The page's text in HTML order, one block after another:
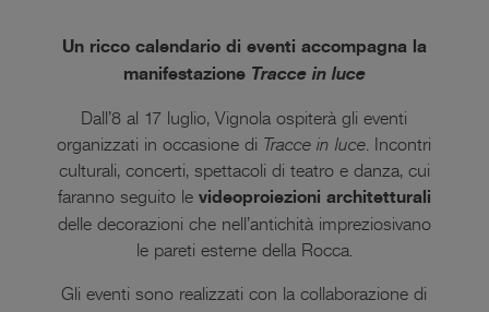
Un ricco calendario di eventi accompagna la
manifestazione Tracce in luce
Dall’8 al 17 luglio, Vignola ospiterà gli eventi
organizzati in occasione di Tracce in luce. Incontri
culturali, concerti, spettacoli di teatro e danza, cui
faranno seguito le videoproiezioni architetturali
delle decorazioni che nell’antichità impreziosivano
le pareti esterne della Rocca.
Gli eventi sono realizzati con la collaborazione di